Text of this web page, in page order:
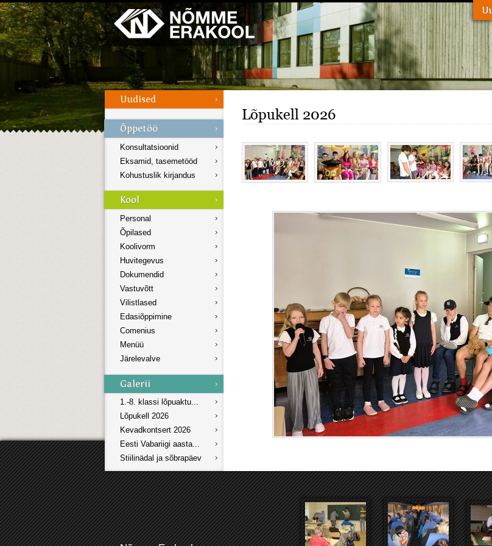
Menüü
Galerii
Konsultatsioonid
Eksamid, tasemetööd
Kohustuslik kirjandus
Personal
Õpilased
Koolivorm
Huvitegevus
Dokumendid
Vastuvõtt
Vilistlased
Edasiõppimine
Comenius
Menüü
Järelevalve
1.-8. klassi lõpuaktu...
Lõpukell 2026
Kevadkontsert 2026
Eesti Vabariigi aasta...
Stiilinädal ja sõbrapäev
Lõpukell 2026